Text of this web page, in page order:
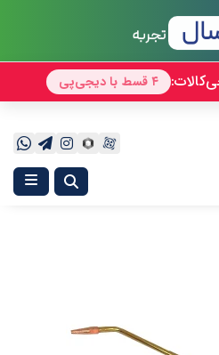
تجربه